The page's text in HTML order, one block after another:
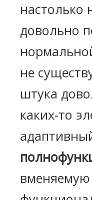
настолько
довольно
не
штука
каких-то